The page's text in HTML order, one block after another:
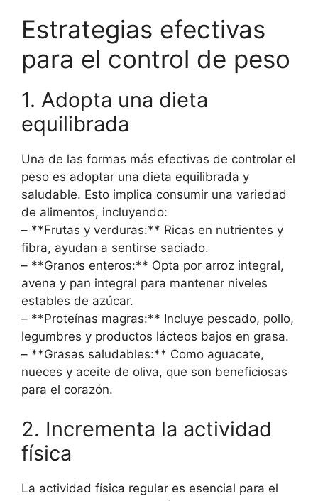
Estrategias efectivas
para el control de peso
1. Adopta una dieta
equilibrada
Una de las formas más efectivas de controlar el
peso es adoptar una dieta equilibrada y
saludable. Esto implica consumir una variedad
de alimentos, incluyendo:
– **Frutas y verduras:** Ricas en nutrientes y
fibra, ayudan a sentirse saciado.
– **Granos enteros:** Opta por arroz integral,
avena y pan integral para mantener niveles
estables de azúcar.
– **Proteínas magras:** Incluye pescado, pollo,
legumbres y productos lácteos bajos en grasa.
– **Grasas saludables:** Como aguacate,
nueces y aceite de oliva, que son beneficiosas
para el corazón.
2. Incrementa la actividad
física
La actividad física regular es esencial para el